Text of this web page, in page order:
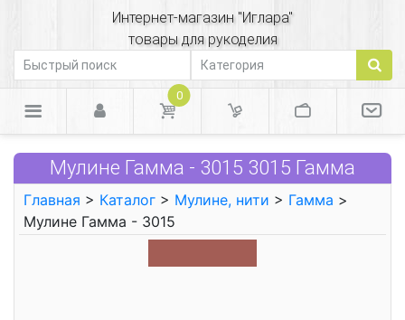
Интернет-магазин "Иглара"
товары для рукоделия
0
Мулине Гамма - 3015 3015 Гамма
Главная > Каталог > Мулине, нити > Гамма >
Мулине Гамма - 3015